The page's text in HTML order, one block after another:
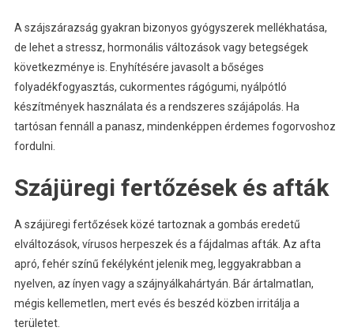
A szájszárazság gyakran bizonyos gyógyszerek mellékhatása,
de lehet a stressz, hormonális változások vagy betegségek
következménye is. Enyhítésére javasolt a bőséges
folyadékfogyasztás, cukormentes rágógumi, nyálpótló
készítmények használata és a rendszeres szájápolás. Ha
tartósan fennáll a panasz, mindenképpen érdemes fogorvoshoz
fordulni.
Szájüregi fertőzések és afták
A szájüregi fertőzések közé tartoznak a gombás eredetű
elváltozások, vírusos herpeszek és a fájdalmas afták. Az afta
apró, fehér színű fekélyként jelenik meg, leggyakrabban a
nyelven, az ínyen vagy a szájnyálkahártyán. Bár ártalmatlan,
mégis kellemetlen, mert evés és beszéd közben irritálja a
területet.